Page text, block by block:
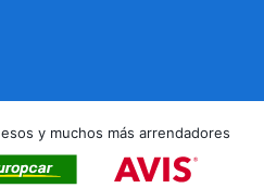
y muchos más arrendadores